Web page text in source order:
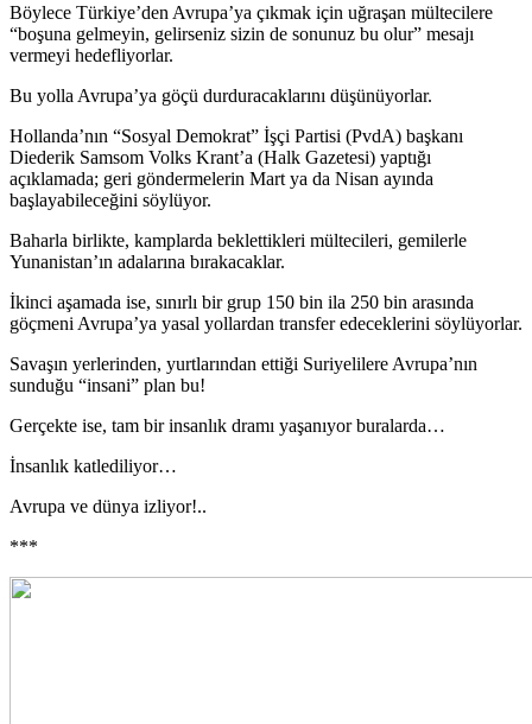
Böylece Türkiye’den Avrupa’ya çıkmak için uğraşan mültecilere
“boşuna gelmeyin, gelirseniz sizin de sonunuz bu olur” mesajı
vermeyi hedefliyorlar.
Bu yolla Avrupa’ya göçü durduracaklarını düşünüyorlar.
Hollanda’nın “Sosyal Demokrat” İşçi Partisi (PvdA) başkanı
Diederik Samsom Volks Krant’a (Halk Gazetesi) yaptığı
açıklamada; geri göndermelerin Mart ya da Nisan ayında
başlayabileceğini söylüyor.
Baharla birlikte, kamplarda beklettikleri mültecileri, gemilerle
Yunanistan’ın adalarına bırakacaklar.
İkinci aşamada ise, sınırlı bir grup 150 bin ila 250 bin arasında
göçmeni Avrupa’ya yasal yollardan transfer edeceklerini söylüyorlar.
Savaşın yerlerinden, yurtlarından ettiği Suriyelilere Avrupa’nın
sunduğu “insani” plan bu!
Gerçekte ise, tam bir insanlık dramı yaşanıyor buralarda…
İnsanlık katlediliyor…
Avrupa ve dünya izliyor!..
***